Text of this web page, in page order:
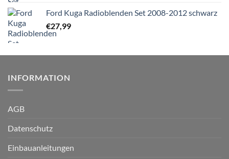
Ford Kuga Radioblenden Set 2008-2012 schwarz
€27,99
INFORMATION
AGB
Datenschutz
Einbauanleitungen